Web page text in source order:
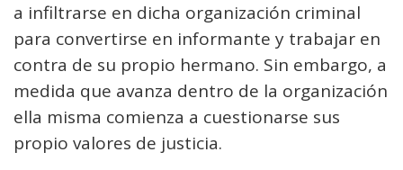
a infiltrarse en dicha organización criminal
para convertirse en informante y trabajar en
contra de su propio hermano. Sin embargo, a
medida que avanza dentro de la organización
ella misma comienza a cuestionarse sus
propio valores de justicia.